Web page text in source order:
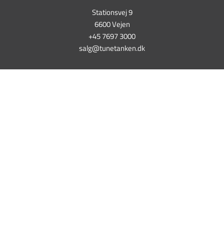
Stationsvej 9
6600 Vejen
+45 7697 3000
salg@tunetanken.dk